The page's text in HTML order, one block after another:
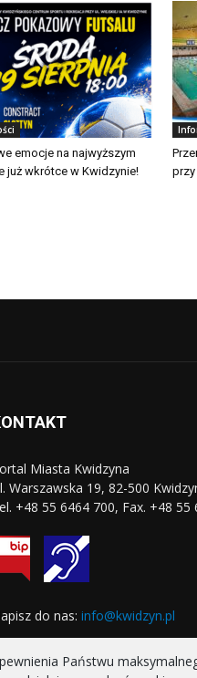
emocje na najwyższym
już wkrótce w Kwidzynie!
przy
Miasta Kwidzyna
Warszawska 19, 82-500
+48 55 6464 700, Fax. +48 55
do nas: info@kwidzyn.pl
Państwu